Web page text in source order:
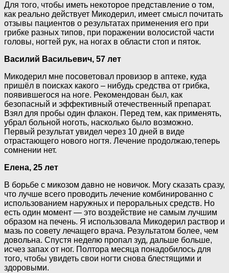
Для того, чтобы иметь некоторое представление о том,
как реально действует Микодерил, имеет смысл почитать
отзывы пациентов о результатах применения его при
грибке разных типов, при поражении волосистой части
головы, ногтей рук, на ногах в области стоп и пяток.
Василий Васильевич, 57 лет
Микодерил мне посоветовал провизор в аптеке, куда
пришёл в поисках какого – нибудь средства от грибка,
появившегося на ноге. Рекомендован был, как
безопасный и эффективный отечественный препарат.
Взял для пробы один флакон. Перед тем, как применять,
убрал больной ноготь, насколько было возможно.
Первый результат увидел через 10 дней в виде
отрастающего нового ногтя. Лечение продолжаю,теперь
сомнении нет.
Елена, 25 лет
В борьбе с микозом давно не новичок. Могу сказать сразу,
что лучше всего проводить лечение комбинированно с
использованием наружных и пероральных средств. Но
есть один момент — это воздействие не самым лучшим
образом на печень. Я использовала Микодерил раствор и
мазь по совету лечащего врача. Результатом более, чем
довольна. Спустя неделю пропал зуд, дальше больше,
исчез запах от ног. Полтора месяца понадобилось для
того, чтобы увидеть свои ногти снова блестящими и
здоровыми.